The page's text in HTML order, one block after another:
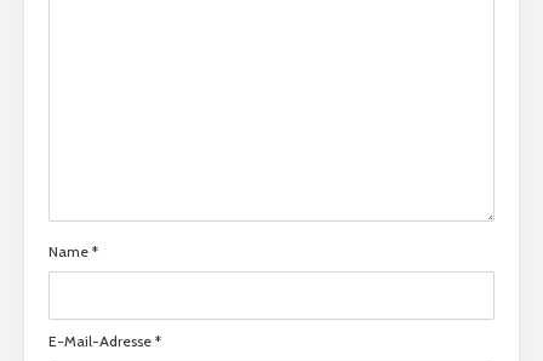
Name *
E-Mail-Adresse *